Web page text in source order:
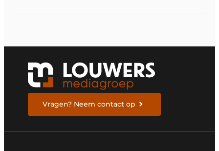
Vragen? Neem contact op